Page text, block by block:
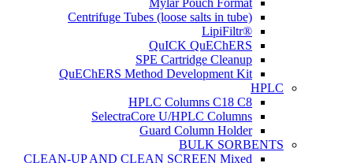
Mylar Pouch Format
Centrifuge Tubes (loose salts in tube)
®LipiFiltr
QuICK QuEChERS
SPE Cartridge Cleanup
QuEChERS Method Development Kit
HPLC
HPLC Columns C18 C8
SelectraCore U/HPLC Columns
Guard Column Holder
BULK SORBENTS
CLEAN-UP AND CLEAN SCREEN Mixed